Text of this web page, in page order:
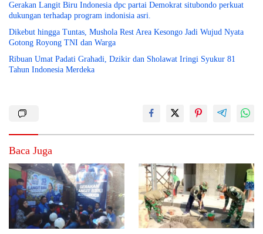
Gerakan Langit Biru Indonesia dpc partai Demokrat situbondo perkuat
dukungan terhadap program indonisia asri.
Dikebut hingga Tuntas, Mushola Rest Area Kesongo Jadi Wujud Nyata
Gotong Royong TNI dan Warga
Ribuan Umat Padati Grahadi, Dzikir dan Sholawat Iringi Syukur 81
Tahun Indonesia Merdeka
Baca Juga